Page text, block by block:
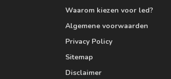
Waarom kiezen voor led?
Algemene voorwaarden
Privacy Policy
Sitemap
Disclaimer